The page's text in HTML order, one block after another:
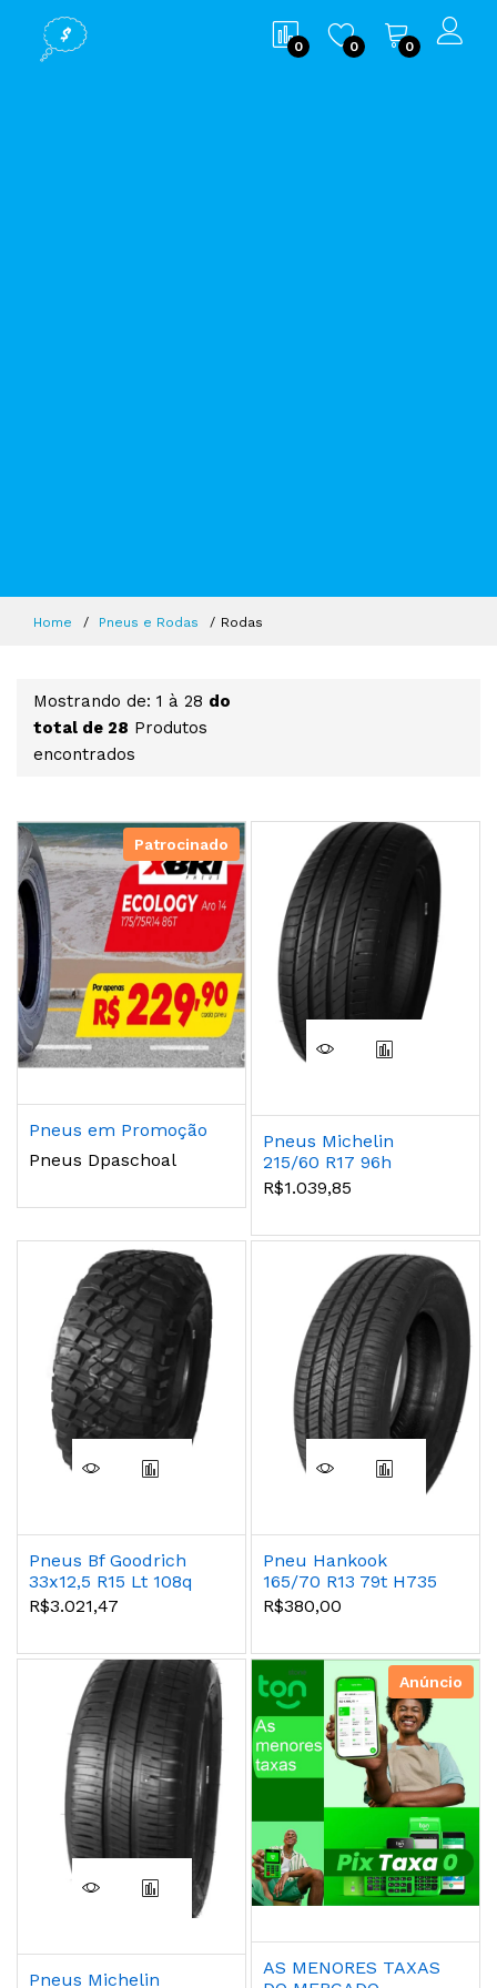
0 0 0
Home Pneus e Rodas Rodas
Mostrando de: 1 à 28 do
total de 28 Produtos
encontrados
Patrocinado
Pneus em Promoção
Pneus Dpaschoal
Pneus Michelin
215/60 R17 96h
Primacy 4
R$1.039,85
Pneus Bf Goodrich
33x12,5 R15 Lt 108q
Tl Mud Terrain T/a
R$3.021,47
Pneu Hankook
165/70 R13 79t H735
R$380,00
Pneus Michelin
Anúncio
AS MENORES TAXAS